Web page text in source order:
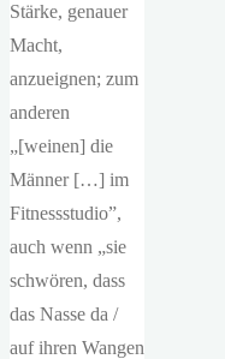
Stärke, genauer
Macht,
anzueignen; zum
anderen
„[weinen] die
Männer […] im
Fitnessstudio”,
auch wenn „sie
schwören, dass
das Nasse da /
auf ihren Wangen